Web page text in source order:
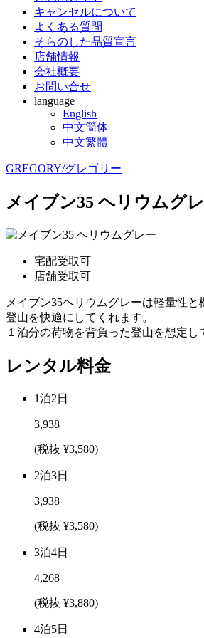
キャンセルについて
よくある質問
そらのした品質宣言
店舗情報
会社概要
お問い合せ
language
English
中文簡体
中文繁體
GREGORY/グレゴリー
メイブン35 ヘリウムグ
宅配受取可
店舗受取可
メイブン35ヘリウムグレーは軽量性
登山を快適にしてくれます。
１泊分の荷物を背負った登山を想定
レンタル料金
1泊2日
3,938
(税抜 ¥3,580)
2泊3日
3,938
(税抜 ¥3,580)
3泊4日
4,268
(税抜 ¥3,880)
4泊5日